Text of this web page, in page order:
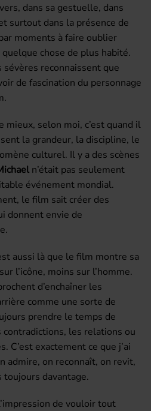
dans sa gestuelle, dans
surtout dans la présence de
moments à faire oublier
chose de plus habité.
reconnaissent que
de fascination du personnage
selon moi, c’est quand il
la grandeur, la discipline, le
culturel. Il y a des scènes
n’était pas seulement
événement mondial.
le film sait créer des
donnent envie de
aussi là que le film montre sa
l’icône, moins sur l’homme.
d’enchaîner les
comme une sorte de
prendre le temps de
les relations ou
C’est exactement ce que j’ai
admire, on reconnaît, on revit,
toujours davantage.
de vouloir tout